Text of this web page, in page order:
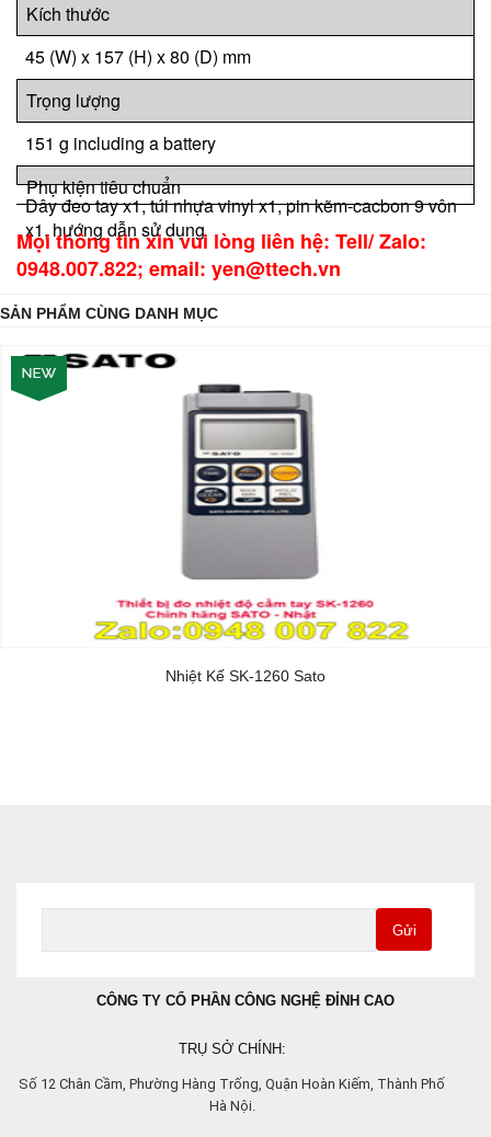
Kích thước
45 (W) x 157 (H) x 80 (D) mm
Trọng lượng
151 g including a battery
Phụ kiện tiêu chuẩn
Dây đeo tay x1, túi nhựa vinyl x1, pin kẽm-cacbon 9 vôn
x1, hướng dẫn sử dụng
Mọi thông tin xin vui lòng liên hệ: Tell/ Zalo:
0948.007.822; email: yen@ttech.vn
SẢN PHẨM CÙNG DANH MỤC
Nhiệt Kế SK-1260 Sato
Gửi
CÔNG TY CỔ PHẦN CÔNG NGHỆ ĐỈNH CAO
TRỤ SỞ CHÍNH:
Số 12 Chân Cầm, Phường Hàng Trống, Quận Hoàn Kiếm, Thành Phố
Hà Nội.